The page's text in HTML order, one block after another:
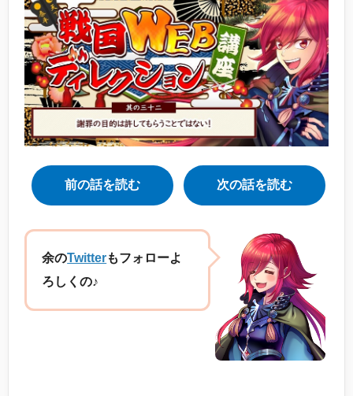
前の話を読む 次の話を読む
余のTwitterもフォローよ
ろしくの♪